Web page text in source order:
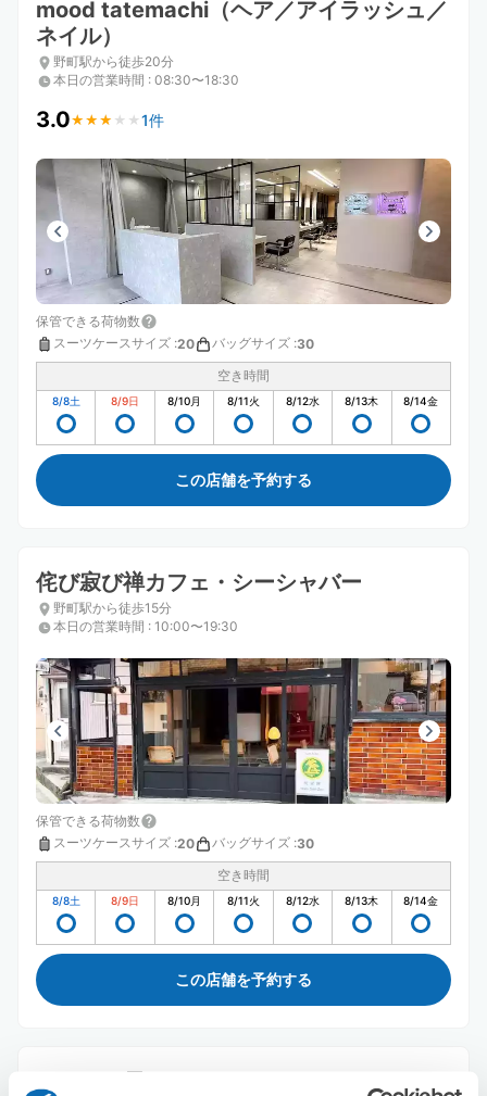
mood tatemachi（ヘア／アイラッシュ／
ネイル）
野町駅から徒歩20分
本日の営業時間 : 08:30〜18:30
3.0★ ★ ★ ★ ★
★ ★ ★ ★ ★ 1件
保管できる荷物数
スーツケースサイズ :20 バッグサイズ :30
空き時間
8/8土 8/9日 8/10月 8/11火 8/12水 8/13木 8/14金
この店舗を予約する
侘び寂び禅カフェ・シーシャバー
野町駅から徒歩15分
本日の営業時間 : 10:00〜19:30
保管できる荷物数
スーツケースサイズ :20 バッグサイズ :30
空き時間
8/8土 8/9日 8/10月 8/11火 8/12水 8/13木 8/14金
この店舗を予約する
かんてい局